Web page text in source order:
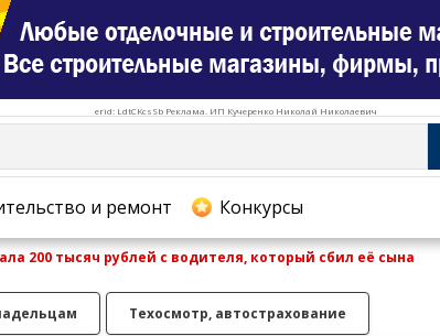
erid: LdtCKcsSb Реклама. ИП Кучеренко Николай Николаевич
и ремонт Конкурсы
200 тысяч рублей с водителя, который сбил её сына
Техосмотр, автострахование